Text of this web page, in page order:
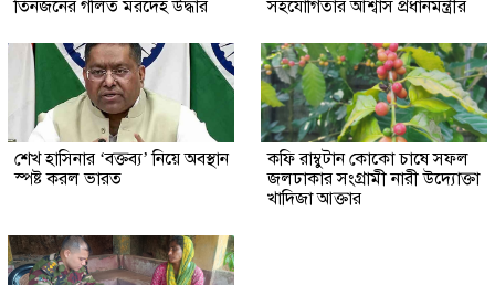
তিনজনের গলিত মরদেহ উদ্ধার
সহযোগিতার আশ্বাস প্রধানমন্ত্রীর
শেখ হাসিনার ‘বক্তব্য’ নিয়ে অবস্থান
স্পষ্ট করল ভারত
কফি রাম্বুটান কোকো চাষে সফল
জলঢাকার সংগ্রামী নারী উদ্যোক্তা
খাদিজা আক্তার